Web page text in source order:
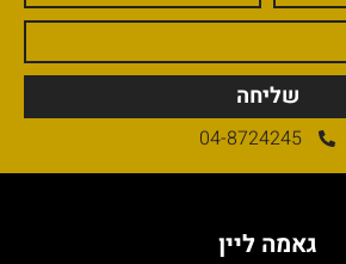
שליחה
04-8724245
גאמה ליין